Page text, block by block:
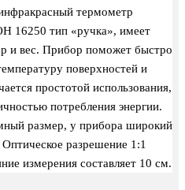
термометр
16250 тип «ручка», имеет
и вес. Прибор поможет быстро
поверхностей и
простотой использования,
потребления энергии.
размер, у прибора широкий
разрешение 1:1
измерения составляет 10 см.